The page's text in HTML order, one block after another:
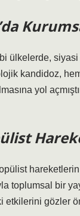
ülkelerde, siyasi
kandidoz,
yol
toplumsal bir
etkilerini gözler